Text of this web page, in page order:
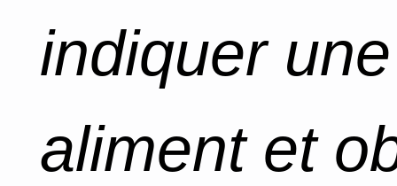
indiquer
aliment et